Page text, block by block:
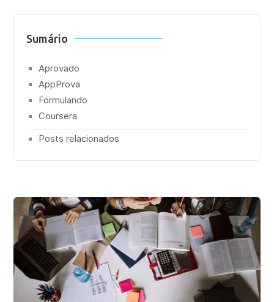
Sumário
Aprovado
AppProva
Formulando
Coursera
Posts relacionados